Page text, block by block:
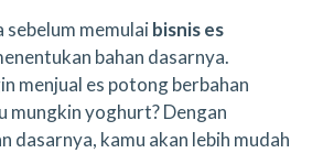
sebelum memulaibisnis es
bahan dasarnya.
menjual es potong berbahan
mungkin yoghurt? Dengan
dasarnya, kamu akan lebih mudah